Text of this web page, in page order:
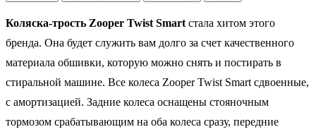
Коляска-трость Zooper Twist Smart стала хитом этого
бренда. Она будет служить вам долго за счет качественного
материала обшивки, которую можно снять и постирать в
стиральной машине. Все колеса Zooper Twist Smart сдвоенные,
с амортизацией. Задние колеса оснащены стояночным
тормозом срабатывающим на оба колеса сразу, передние